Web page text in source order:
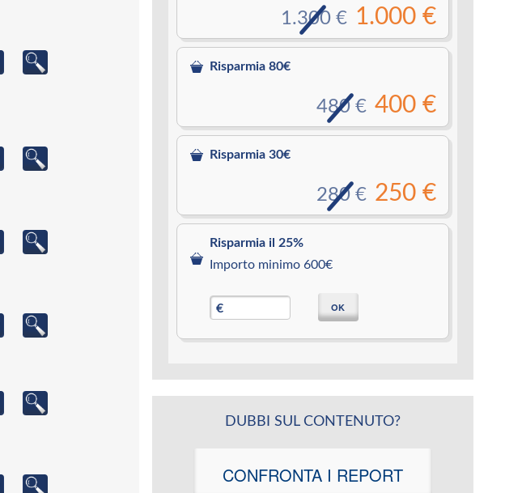
1.000 €
1.300 €
Risparmia 80€
400 €
480 €
Risparmia 30€
250 €
280 €
Risparmia il 25%
Importo minimo 600€
€ OK
DUBBI SUL CONTENUTO?
CONFRONTA I REPORT